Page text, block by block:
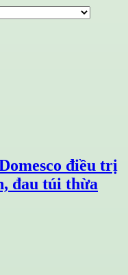
điều trị
đau túi thừa